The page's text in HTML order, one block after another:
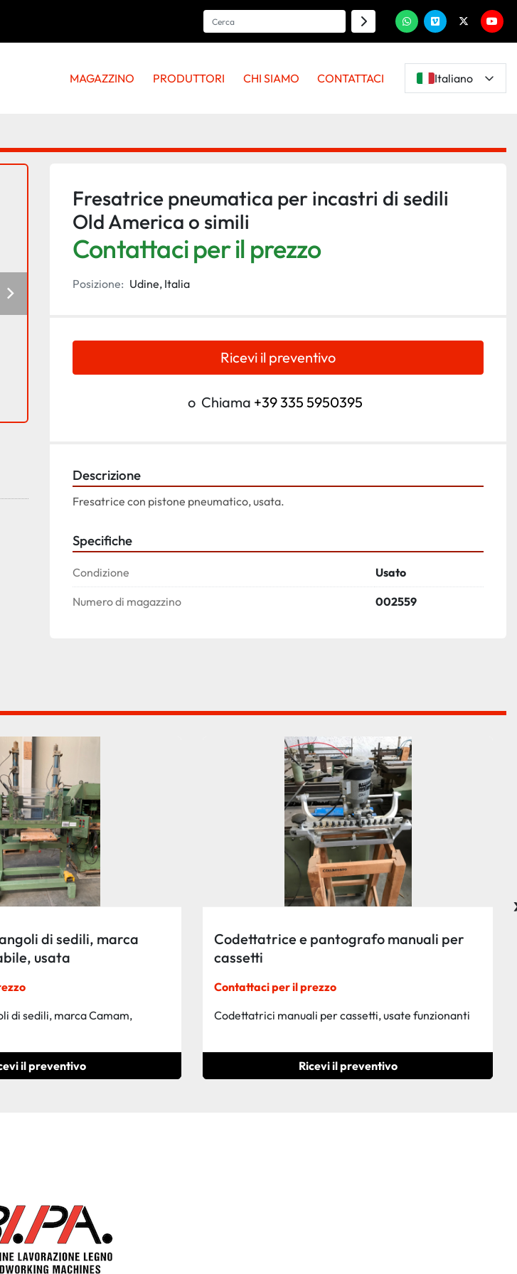
whatsappvimeotwitter
MAGAZZINO PRODUTTORI CHI SIAMO CONTATTACI Italiano
Fresatrice pneumatica per incastri di sedili
Old America o simili
Contattaci per il prezzo
Posizione: Udine, Italia
Ricevi il preventivo
o Chiama +39 335 5950395
Descrizione
Fresatrice con pistone pneumatico, usata.
Specifiche
Condizione Usato
Numero di magazzino 002559
di sedili, marca
usata
di sedili, marca Camam,
il preventivo
Codettatrice e pantografo manuali per
cassetti
Contattaci per il prezzo
Codettatrici manuali per cassetti, usate funzionanti
Ricevi il preventivo